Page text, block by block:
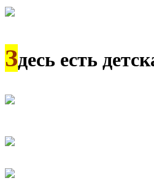
Здесь есть